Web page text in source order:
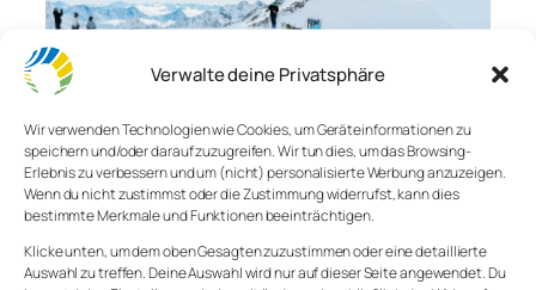
Verwalte deine Privatsphäre
Wir verwenden Technologien wie Cookies, um Geräteinformationen zu
speichern und/oder darauf zuzugreifen. Wir tun dies, um das Browsing-
Erlebnis zu verbessern und um (nicht) personalisierte Werbung anzuzeigen.
Wenn du nicht zustimmst oder die Zustimmung widerrufst, kann dies
bestimmte Merkmale und Funktionen beeinträchtigen.
Klicke unten, um dem oben Gesagten zuzustimmen oder eine detaillierte
Auswahl zu treffen. Deine Auswahl wird nur auf dieser Seite angewendet. Du
Lernen mit Spaß
Lernen ist einfach, wenn es Spaß macht. Und wenn
Vielleicht erklärt das den Erfolg des Schulsystems in